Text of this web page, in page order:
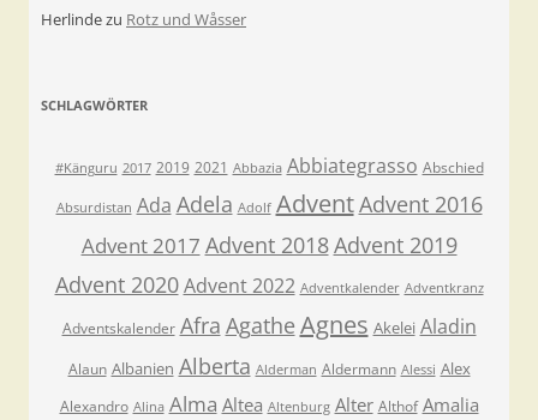
Herlindezu Rotz und Wåsser
SCHLAGWÖRTER
#Känguru 2017 2019 2021 Abbazia Abbiategrasso Abschied
Absurdistan Ada Adela Adolf AdventAdvent 2016
Advent 2017 Advent 2018Advent 2019
Advent 2020 Advent 2022 Adventkalender Adventkranz
Adventskalender Afra Agathe Agnes Akelei Aladin
Alaun Albanien Alberta Alderman Aldermann Alessi Alex
Alexandro Alina Alma Altea Altenburg Alter Althof Amalia